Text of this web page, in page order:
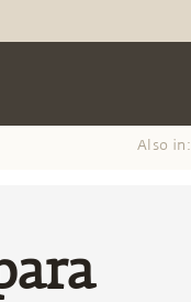
Also in: